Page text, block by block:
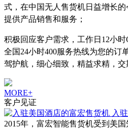
式，在中国无人售货机日益增长
提供产品销售和服务；
积极回应客户需求，工作日12小
全国24小时400服务热线为您的订
驾护航，细心细致，精益求精，交
MORE+
客户见证
入
2015年，富宏智能售货机受到美